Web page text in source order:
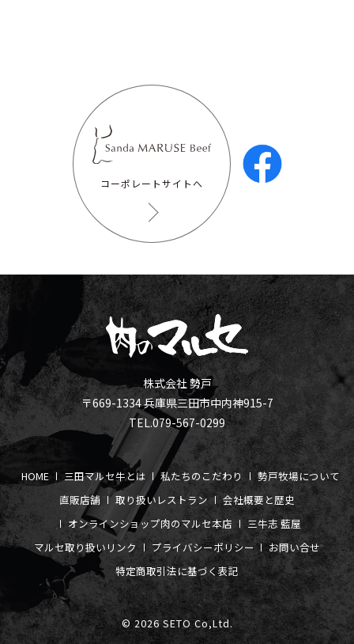
コーポレートサイトへ
株式会社 勢戸
〒669-1334 兵庫県三田市中内神915-7
TEL.079-567-0299
HOME 三田マルセ牛とは 私たちのこだわり
勢戸牧場について
直販店舗
取り扱いレストラン
会社概要と歴史
オンラインショップ肉のマルセ本店
三牛志 藍屋
マルセ取り扱いリンク
プライバシーポリシー
お問い合せ
特定商取引法に基づく表記
© 2026 SETO Co,Ltd.